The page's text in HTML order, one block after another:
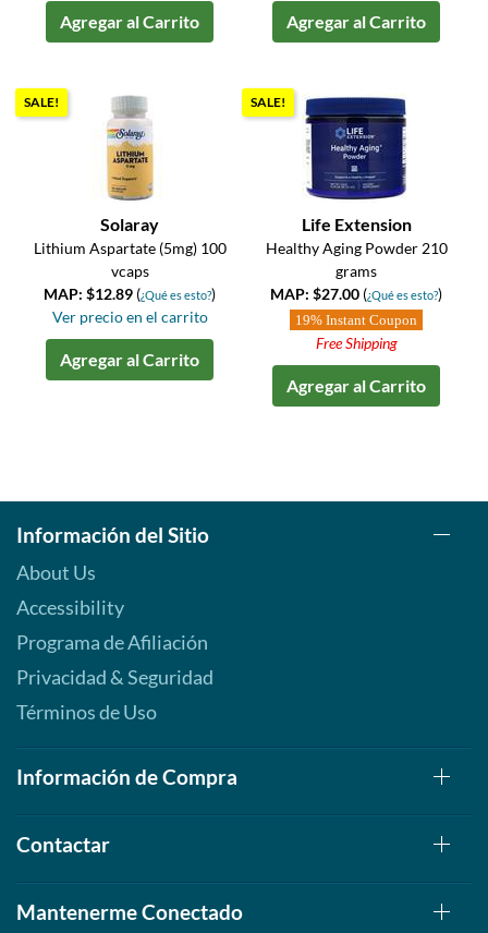
Agregar al Carrito Agregar al Carrito
SALE!
Solaray
Lithium Aspartate (5mg) 100
vcaps
MAP: $12.89 (¿Qué es esto?)
Ver precio en el carrito
Agregar al Carrito
SALE!
Life Extension
Healthy Aging Powder 210
grams
MAP: $27.00 (¿Qué es esto?)
19% Instant Coupon
Free Shipping
Agregar al Carrito
Información del Sitio
About Us
Accessibility
Programa de Afiliación
Privacidad & Seguridad
Términos de Uso
Información de Compra
Contactar
Mantenerme Conectado